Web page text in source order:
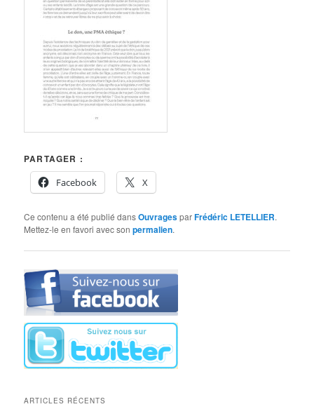
PARTAGER :
Facebook
X
Ce contenu a été publié dansOuvragesparFrédéric LETELLIER.
Mettez-le en favori avec sonpermalien.
ARTICLES RÉCENTS